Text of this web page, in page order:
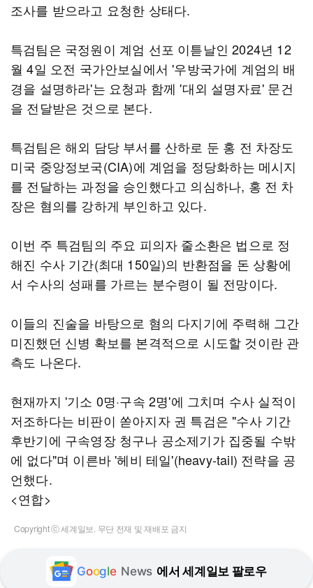
조사를 받으라고 요청한 상태다.
특검팀은 국정원이 계엄 선포 이튿날인 2024년 12
월 4일 오전 국가안보실에서 '우방국가에 계엄의 배
경을 설명하라'는 요청과 함께 '대외 설명자료' 문건
을 전달받은 것으로 본다.
특검팀은 해외 담당 부서를 산하로 둔 홍 전 차장도
미국 중앙정보국(CIA)에 계엄을 정당화하는 메시지
를 전달하는 과정을 승인했다고 의심하나, 홍 전 차
장은 혐의를 강하게 부인하고 있다.
이번 주 특검팀의 주요 피의자 줄소환은 법으로 정
해진 수사 기간(최대 150일)의 반환점을 돈 상황에
서 수사의 성패를 가르는 분수령이 될 전망이다.
이들의 진술을 바탕으로 혐의 다지기에 주력해 그간
미진했던 신병 확보를 본격적으로 시도할 것이란 관
측도 나온다.
현재까지 '기소 0명·구속 2명'에 그치며 수사 실적이
저조하다는 비판이 쏟아지자 권 특검은 "수사 기간
후반기에 구속영장 청구나 공소제기가 집중될 수밖
에 없다"며 이른바 '헤비 테일'(heavy-tail) 전략을 공
언했다.
<연합>
Copyright ⓒ 세계일보. 무단 전재 및 재배포 금지
Google News 에서 세계일보 팔로우